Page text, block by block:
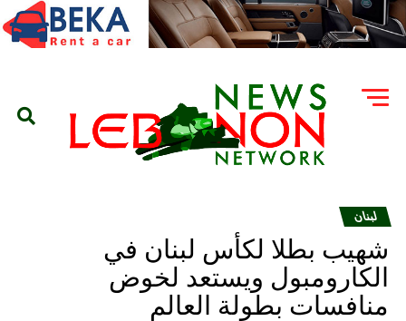
لبنان
شهيب بطلا لكأس لبنان في
الكارومبول ويستعد لخوض
منافسات بطولة العالم